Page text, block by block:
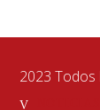
2023